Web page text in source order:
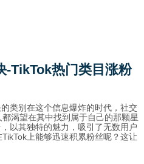
-TikTok热门类目涨粉
类别在这个信息爆炸的时代，社交
渴望在其中找到属于自己的那颗星
以其独特的魅力，吸引了无数用户
上能够迅速积累粉丝呢？这让